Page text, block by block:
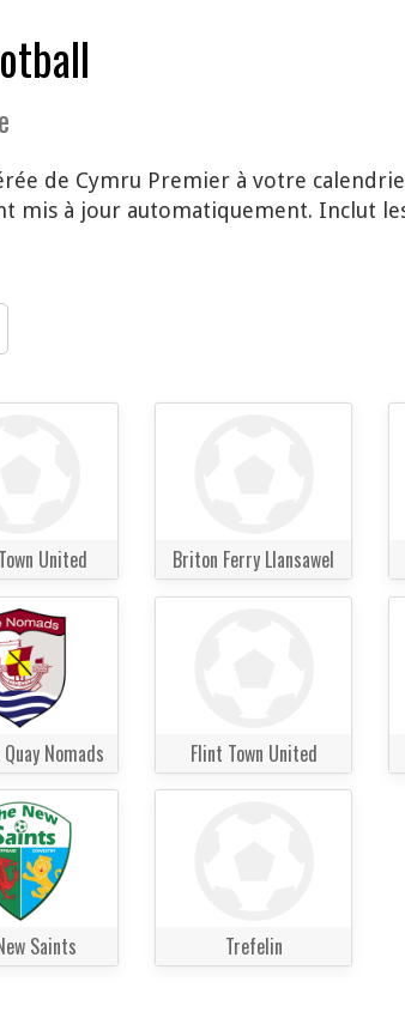
de Cymru Premier à votre
mis à jour automatiquement. Inclut
United Briton Ferry Llansawel
Nomads Flint Town United
Saints Trefelin